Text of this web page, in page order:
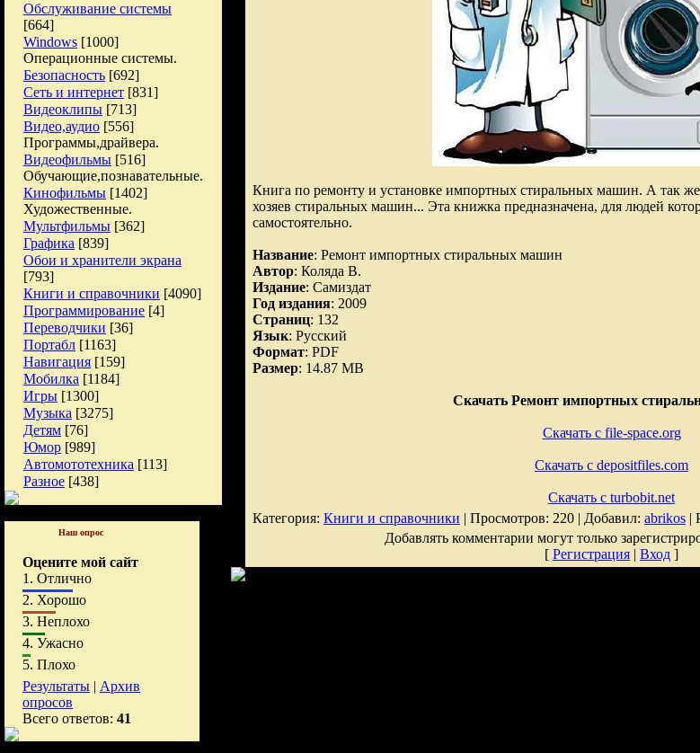
Обслуживание системы
[664]
Windows [1000]
Операционные системы.
Безопасность [692]
Сеть и интернет [831]
Видеоклипы [713]
Видео,аудио [556]
Программы,драйвера.
Видеофильмы [516]
Обучающие,познавательные.
Кинофильмы [1402]
Художественные.
Мультфильмы [362]
Графика [839]
Обои и хранители экрана
[793]
Книги и справочники [4090]
Программирование [4]
Переводчики [36]
Портабл [1163]
Навигация [159]
Мобилка [1184]
Игры [1300]
Музыка [3275]
Детям [76]
Юмор [989]
Автомототехника [113]
Разное [438]
Наш опрос
Оцените мой сайт
1. Отлично
2. Хорошо
3. Неплохо
4. Ужасно
5. Плохо
Результаты | Архив
опросов
Всего ответов: 41
Книга по ремонту и установке импортных стиральных машин. А так же
хозяев стиральных машин... Эта книжка предназначена, для людей
самостоятельно.
Название: Ремонт импортных стиральных машин
Автор: Коляда В.
Издание: Самиздат
Год издания: 2009
Страниц: 132
Язык: Русский
Формат: PDF
Размер: 14.87 MB
Скачать Ремонт импортных
Скачать с file-space.org
Скачать с depositfiles.com
Скачать с turbobit.net
Категория: Книги и справочники | Просмотров: 220 | Добавил: abrikos |
Добавлять комментарии могут только
[ Регистрация | Вход ]